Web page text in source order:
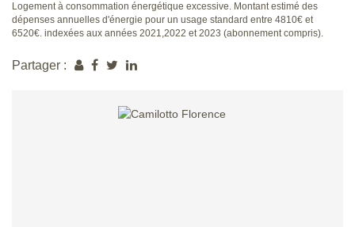
Logement à consommation énergétique excessive. Montant estimé des
dépenses annuelles d'énergie pour un usage standard entre 4810€ et
6520€. indexées aux années 2021,2022 et 2023 (abonnement compris).
Partager :